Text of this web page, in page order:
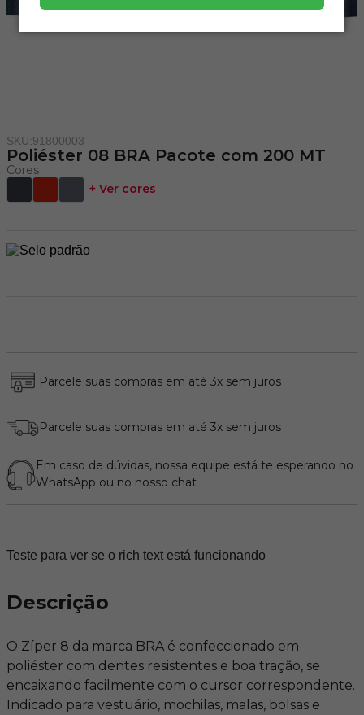
SKU:91800003
Poliéster 08 BRA Pacote com 200 MT
+ Ver cores
Parcele suas compras em até 3x sem juros
Parcele suas compras em até 3x sem juros
Em caso de dúvidas, nossa equipe está te esperando no
WhatsApp ou no nosso chat
Teste para ver se o rich text está funcionando
Descrição
O Zíper 8 da marca BRA é confeccionado em
poliéster com dentes resistentes e boa tração, se
encaixando facilmente com o cursor correspondente.
Indicado para vestuário, mochilas, malas, bolsas e